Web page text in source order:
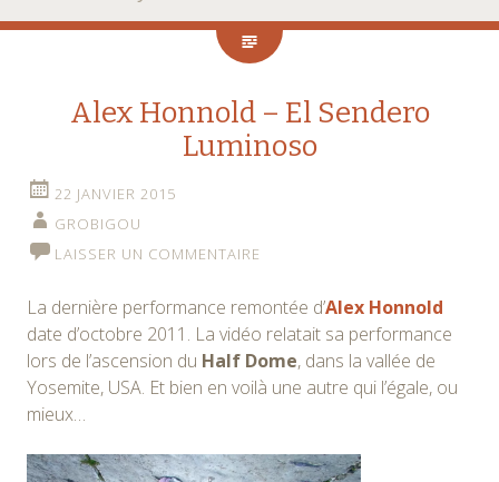
Alex Honnold – El Sendero
Luminoso
22 JANVIER 2015
GROBIGOU
LAISSER UN COMMENTAIRE
La dernière performance remontée d’Alex Honnold
date d’octobre 2011. La vidéo relatait sa performance
lors de l’ascension du Half Dome, dans la vallée de
Yosemite, USA. Et bien en voilà une autre qui l’égale, ou
mieux…